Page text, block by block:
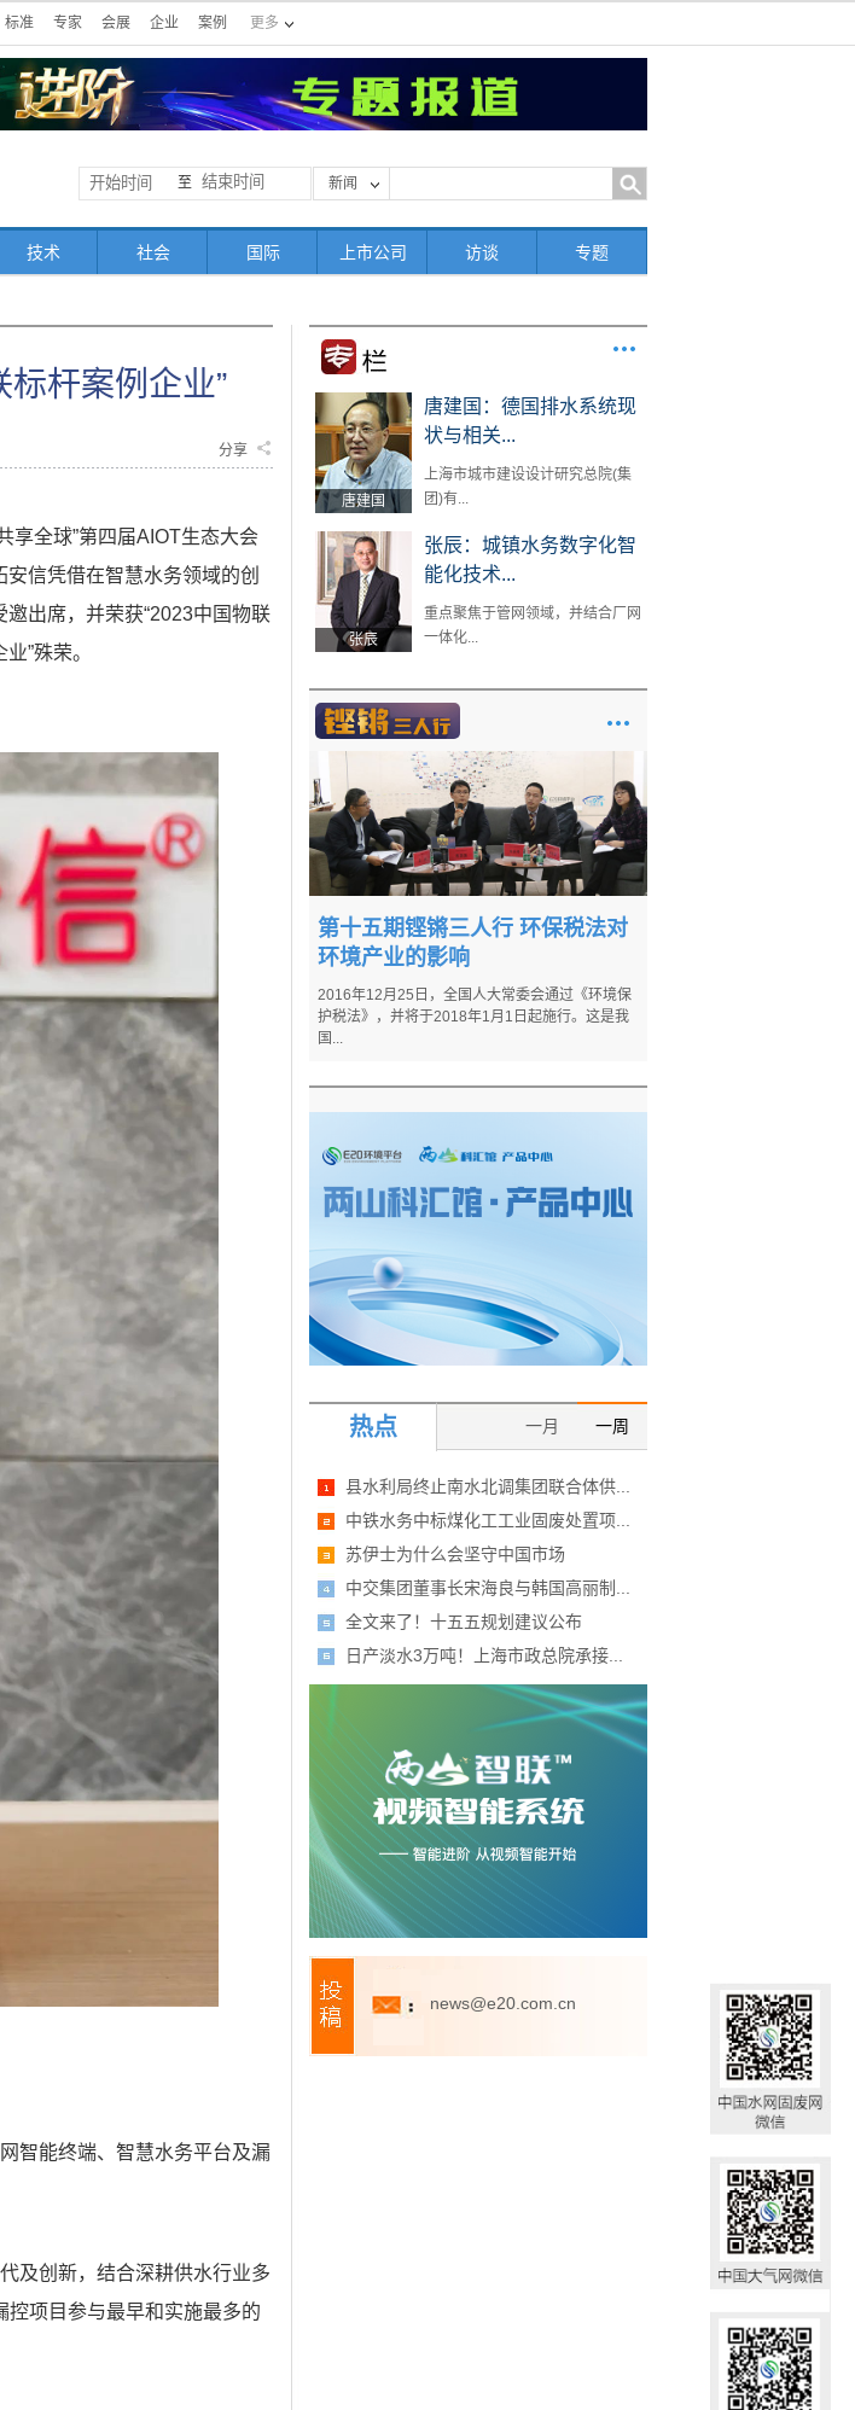
标准 专家 会展 企业 案例 更多
至 新闻
技术 社会 国际 上市公司 访谈 专题
杆案例企业”
分享
享全球”第四届AIOT生态大会
信凭借在智慧水务领域的创
出席，并荣获“2023中国物联
”殊荣。
智能终端、智慧水务平台及漏
及创新，结合深耕供水行业多
项目参与最早和实施最多的
唐建国
唐建国：德国排水系统现
状与相关...
上海市城市建设设计研究总院(集
团)有...
张辰
张辰：城镇水务数字化智
能化技术...
重点聚焦于管网领域，并结合厂网
一体化...
第十五期铿锵三人行 环保税法对
环境产业的影响
2016年12月25日，全国人大常委会通过《环境保
护税法》，并将于2018年1月1日起施行。这是我
国...
热点 一周
一月
县水利局终止南水北调集团联合体供...
中铁水务中标煤化工工业固废处置项...
苏伊士为什么会坚守中国市场
中交集团董事长宋海良与韩国高丽制...
全文来了！十五五规划建议公布
日产淡水3万吨！上海市政总院承接...
news@e20.com.cn